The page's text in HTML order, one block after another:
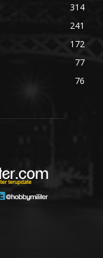
314
241
172
77
76